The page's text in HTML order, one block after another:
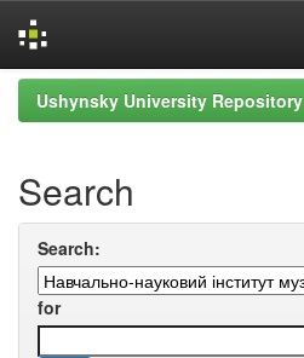
Skip
navigation
Ushynsky University Repository
Search
Search:
for